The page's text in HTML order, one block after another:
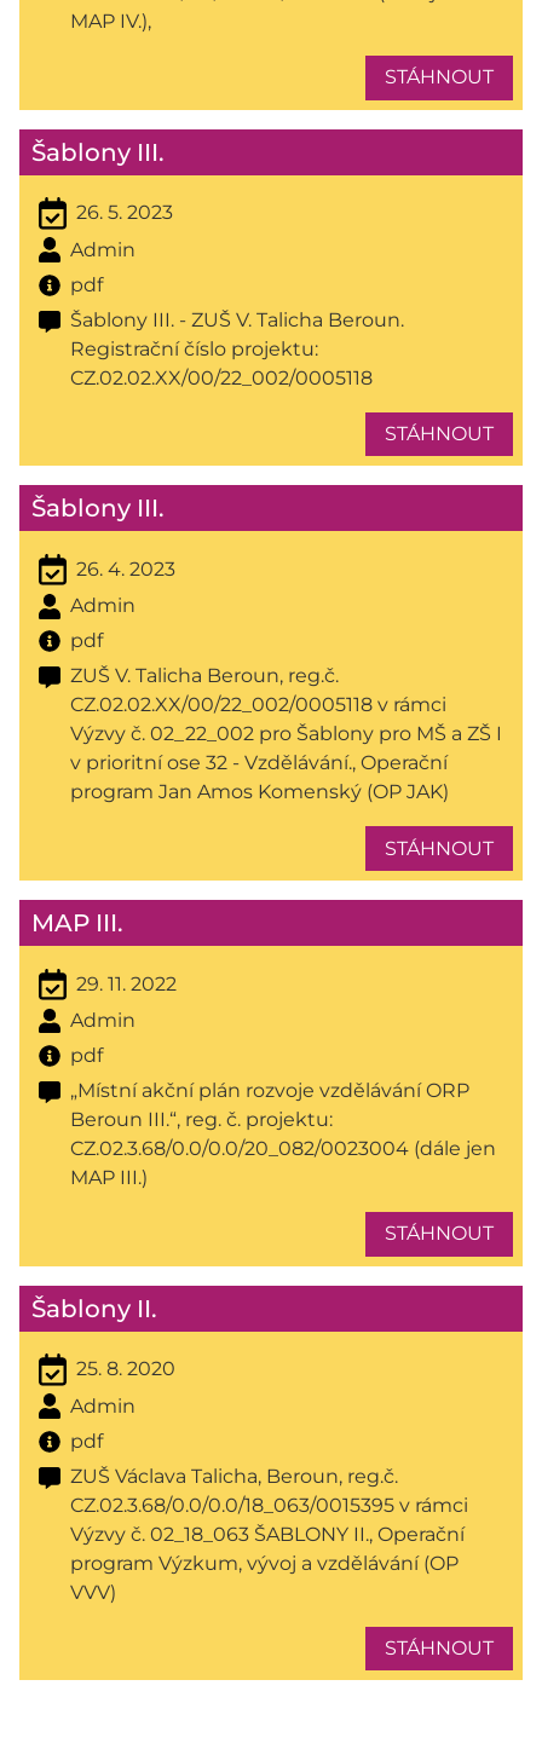
MAP IV.),
STÁHNOUT
Šablony III.
26. 5. 2023
Admin
pdf
Šablony III. - ZUŠ V. Talicha Beroun.
Registrační číslo projektu:
CZ.02.02.XX/00/22_002/0005118
STÁHNOUT
Šablony III.
26. 4. 2023
Admin
pdf
ZUŠ V. Talicha Beroun, reg.č.
CZ.02.02.XX/00/22_002/0005118 v rámci
Výzvy č. 02_22_002 pro Šablony pro MŠ a ZŠ I
v prioritní ose 32 - Vzdělávání., Operační
program Jan Amos Komenský (OP JAK)
STÁHNOUT
MAP III.
29. 11. 2022
Admin
pdf
„Místní akční plán rozvoje vzdělávání ORP
Beroun III.“, reg. č. projektu:
CZ.02.3.68/0.0/0.0/20_082/0023004 (dále jen
MAP III.)
STÁHNOUT
Šablony II.
25. 8. 2020
Admin
pdf
ZUŠ Václava Talicha, Beroun, reg.č.
CZ.02.3.68/0.0/0.0/18_063/0015395 v rámci
Výzvy č. 02_18_063 ŠABLONY II., Operační
program Výzkum, vývoj a vzdělávání (OP
VVV)
STÁHNOUT